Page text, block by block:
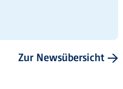
Zur Newsübersicht →